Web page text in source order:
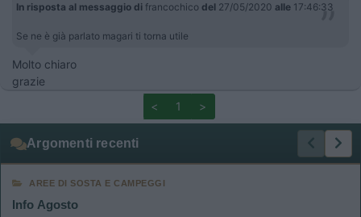
In risposta al messaggio di francochico del 27/05/2020 alle 17:46:33
Se ne è già parlato magari ti torna utile
Molto chiaro
grazie
<
1 >
Argomenti recenti
AREE DI SOSTA E CAMPEGGI
Info Agosto